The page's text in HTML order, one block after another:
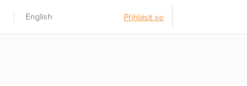
English Přihlásit se